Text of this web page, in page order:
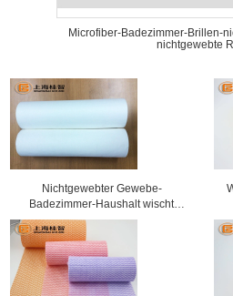
Microfiber-Badezimmer-Brillen-
nichtgewebte
Nichtgewebter Gewebe-
Badezimmer-Haushalt wischt
Linsen-Putztuch ab